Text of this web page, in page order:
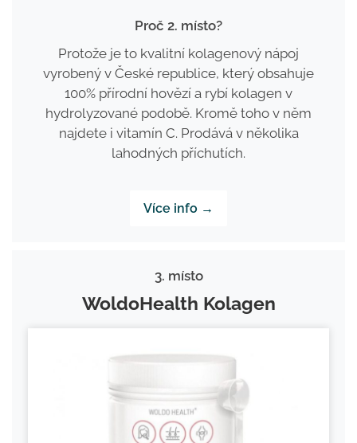
Proč 2. místo?
Protože je to kvalitní kolagenový nápoj
vyrobený v České republice, který obsahuje
100% přírodní hovězí a rybí kolagen v
hydrolyzované podobě. Kromě toho v něm
najdete i vitamín C. Prodává v několika
lahodných příchutích.
Více info →
3. místo
WoldoHealth Kolagen